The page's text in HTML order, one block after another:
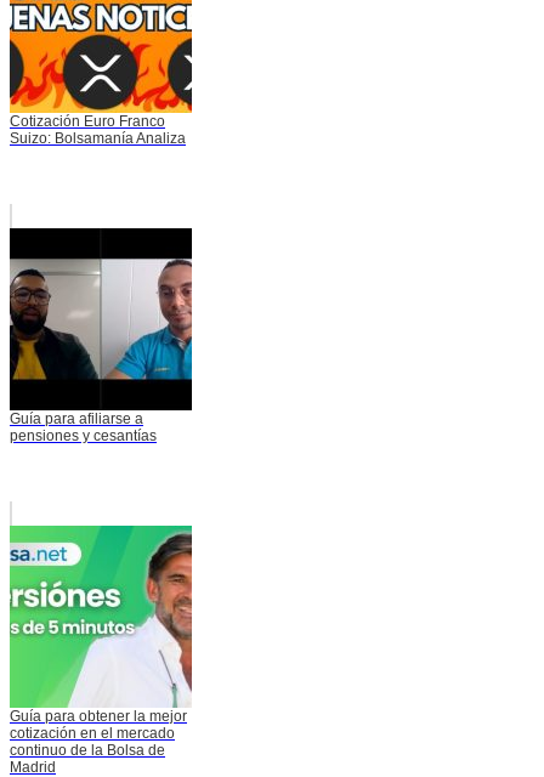
Cotización Euro Franco
Suizo: Bolsamanía Analiza
Guía para afiliarse a
pensiones y cesantías
Guía para obtener la mejor
cotización en el mercado
continuo de la Bolsa de
Madrid